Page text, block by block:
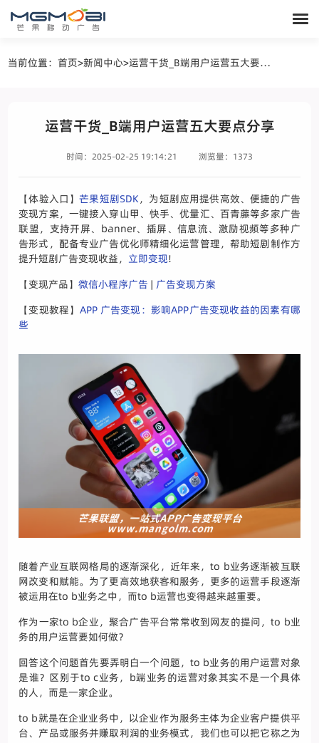
当前位置：首页>新闻中心> 运营干货_B端用户运营五大要点分享
运营干货_B端用户运营五大要点分享
时间：2025-02-25 19:14:21 浏览量：1373
【体验入口】芒果短剧SDK，为短剧应用提供高效、便捷的广告
变现方案，一键接入穿山甲、快手、优量汇、百青藤等多家广告
联盟，支持开屏、banner、插屏、信息流、激励视频等多种广
告形式，配备专业广告优化师精细化运营管理，帮助短剧制作方
提升短剧广告变现收益， 立即变现!
【变现产品】微信小程序广告 |广告变现方案
【变现教程】 APP 广告变现：影响APP广告变现收益的因素有哪
些
随着产业互联网格局的逐渐深化，近年来，to b业务逐渐被互联
网改变和赋能。为了更高效地获客和服务，更多的运营手段逐渐
被运用在to b业务之中，而to b运营也变得越来越重要。
作为一家to b企业，聚合广告平台常常收到网友的提问，to b业
务的用户运营要如何做？
回答这个问题首先要弄明白一个问题，to b业务的用户运营对象
是谁？区别于to c业务，b端业务的运营对象其实不是一个具体
的人，而是一家企业。
to b就是在企业业务中，以企业作为服务主体为企业客户提供平
台、产品或服务并赚取利润的业务模式，我们也可以把它称之为